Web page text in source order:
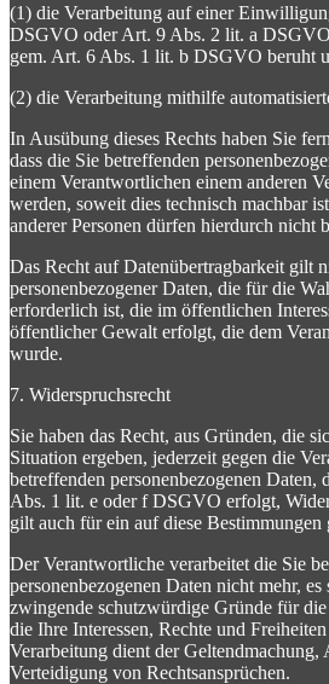
(1) die Verarbeitung auf einer
DSGVO oder Art. 9 Abs. 2 lit. a
gem. Art. 6 Abs. 1 lit. b DSGVO beruht
(2) die Verarbeitung mithilfe
In Ausübung dieses Rechts haben Sie
dass die Sie betreffenden
einem Verantwortlichen einem anderen
werden, soweit dies technisch machbar
anderer Personen dürfen hierdurch nicht
Das Recht auf Datenübertragbarkeit gilt
personenbezogener Daten, die für die
erforderlich ist, die im öffentlichen
öffentlicher Gewalt erfolgt, die dem
wurde.
7. Widerspruchsrecht
Sie haben das Recht, aus Gründen, die
Situation ergeben, jederzeit gegen die
betreffenden personenbezogenen
Abs. 1 lit. e oder f DSGVO erfolgt,
gilt auch für ein auf diese Bestimmungen
Der Verantwortliche verarbeitet die Sie
personenbezogenen Daten nicht mehr, es
zwingende schutzwürdige Gründe für
die Ihre Interessen, Rechte und
Verarbeitung dient der Geltendmachung,
Verteidigung von Rechtsansprüchen.